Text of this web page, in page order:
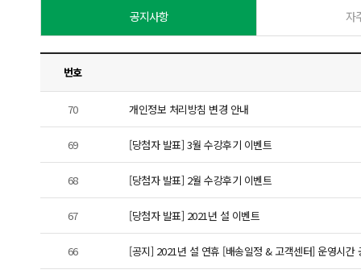
공지사항 자
번호
70 개인정보 처리방침 변경 안내
69 [당첨자 발표] 3월 수강후기 이벤트
68 [당첨자 발표] 2월 수강후기 이벤트
67 [당첨자 발표] 2021년 설 이벤트
66 [공지] 2021년 설 연휴 [배송일정 & 고객센터] 운영시간